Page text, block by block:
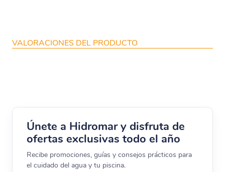
VALORACIONES DEL PRODUCTO
Únete a Hidromar y disfruta de
ofertas exclusivas todo el año
Recibe promociones, guías y consejos prácticos para
el cuidado del agua y tu piscina.